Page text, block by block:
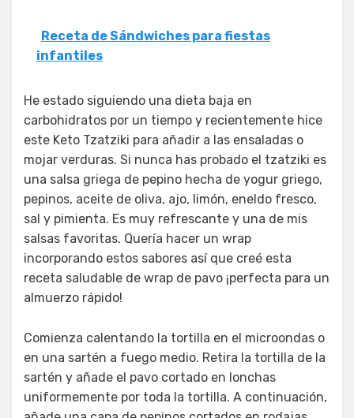
Receta de Sándwiches para fiestas
infantiles
He estado siguiendo una dieta baja en
carbohidratos por un tiempo y recientemente hice
este Keto Tzatziki para añadir a las ensaladas o
mojar verduras. Si nunca has probado el tzatziki es
una salsa griega de pepino hecha de yogur griego,
pepinos, aceite de oliva, ajo, limón, eneldo fresco,
sal y pimienta. Es muy refrescante y una de mis
salsas favoritas. Quería hacer un wrap
incorporando estos sabores así que creé esta
receta saludable de wrap de pavo ¡perfecta para un
almuerzo rápido!
Comienza calentando la tortilla en el microondas o
en una sartén a fuego medio. Retira la tortilla de la
sartén y añade el pavo cortado en lonchas
uniformemente por toda la tortilla. A continuación,